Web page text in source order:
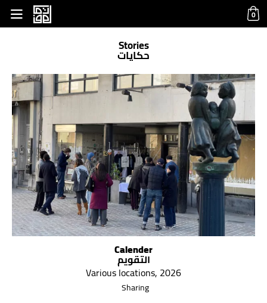
base.php 0
Stories
حكايات
Calender
التقويم
Various locations, 2026
Sharing